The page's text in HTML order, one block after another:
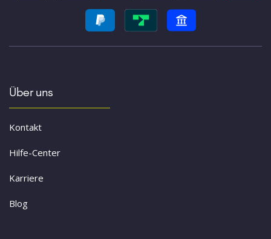
Über uns
Kontakt
Hilfe-Center
Karriere
Blog